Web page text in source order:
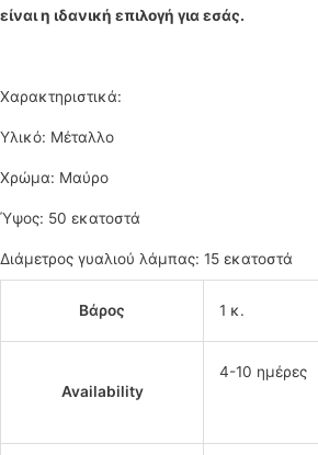
είναι η ιδανική επιλογή για εσάς.
Χαρακτηριστικά:
Υλικό: Μέταλλο
Χρώμα: Μαύρο
Ύψος: 50 εκατοστά
Διάμετρος γυαλιού λάμπας: 15 εκατοστά
Βάρος 1 κ.
Availability
4-10 ημέρες